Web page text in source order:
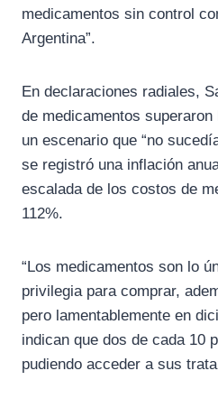
medicamentos sin control
Argentina”.
En declaraciones radiales,
de medicamentos
un escenario que “no
se registró una inflación
escalada de los costos de
112%.
“Los medicamentos son lo
privilegia para comprar,
pero lamentablemente en
indican que dos de cada 10
pudiendo acceder a sus